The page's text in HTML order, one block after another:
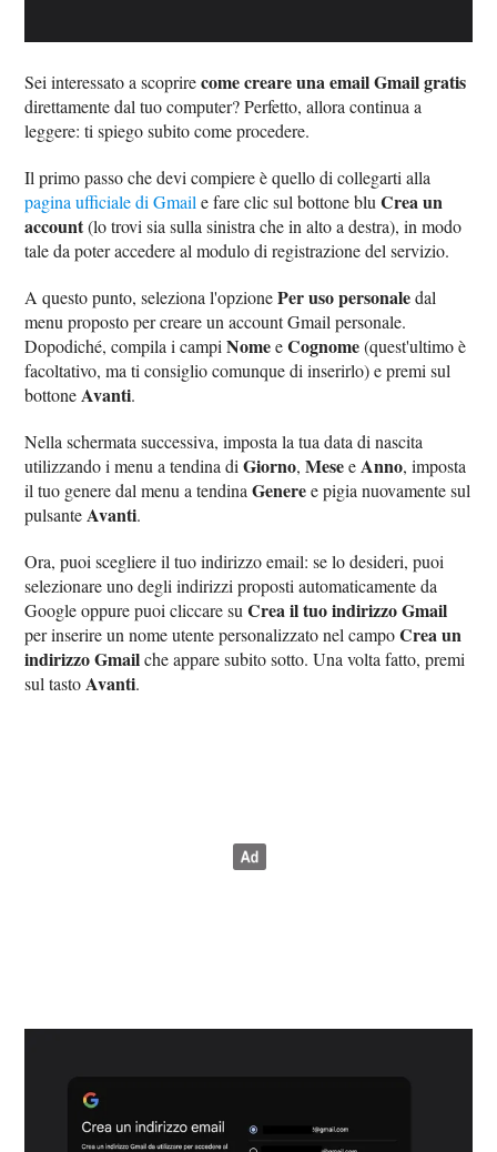
Sei interessato a scoprirecome creare una email Gmail gratis
direttamente dal tuo computer? Perfetto, allora continua a
leggere: ti spiego subito come procedere.
Il primo passo che devi compiere è quello di collegarti alla
pagina ufficiale di Gmaile fare clic sul bottone bluCrea un
account(lo trovi sia sulla sinistra che in alto a destra), in modo
tale da poter accedere al modulo di registrazione del servizio.
A questo punto, seleziona l'opzionePer uso personaledal
menu proposto per creare un account Gmail personale.
Dopodiché, compila i campiNomeeCognome(quest'ultimo è
facoltativo, ma ti consiglio comunque di inserirlo) e premi sul
bottoneAvanti.
Nella schermata successiva, imposta la tua data di nascita
utilizzando i menu a tendina diGiorno,MeseeAnno, imposta
il tuo genere dal menu a tendinaGeneree pigia nuovamente sul
pulsanteAvanti.
Ora, puoi scegliere il tuo indirizzo email: se lo desideri, puoi
selezionare uno degli indirizzi proposti automaticamente da
Google oppure puoi cliccare suCrea il tuo indirizzo Gmail
per inserire un nome utente personalizzato nel campoCrea un
indirizzo Gmailche appare subito sotto. Una volta fatto, premi
sul tastoAvanti.